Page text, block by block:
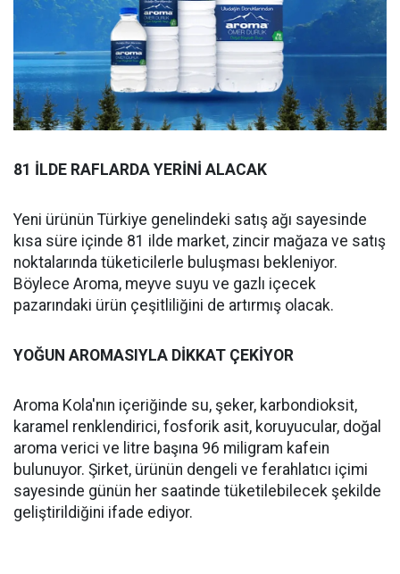
81 İLDE RAFLARDA YERİNİ ALACAK
Yeni ürünün Türkiye genelindeki satış ağı sayesinde
kısa süre içinde 81 ilde market, zincir mağaza ve satış
noktalarında tüketicilerle buluşması bekleniyor.
Böylece Aroma, meyve suyu ve gazlı içecek
pazarındaki ürün çeşitliliğini de artırmış olacak.
YOĞUN AROMASIYLA DİKKAT ÇEKİYOR
Aroma Kola'nın içeriğinde su, şeker, karbondioksit,
karamel renklendirici, fosforik asit, koruyucular, doğal
aroma verici ve litre başına 96 miligram kafein
bulunuyor. Şirket, ürünün dengeli ve ferahlatıcı içimi
sayesinde günün her saatinde tüketilebilecek şekilde
geliştirildiğini ifade ediyor.